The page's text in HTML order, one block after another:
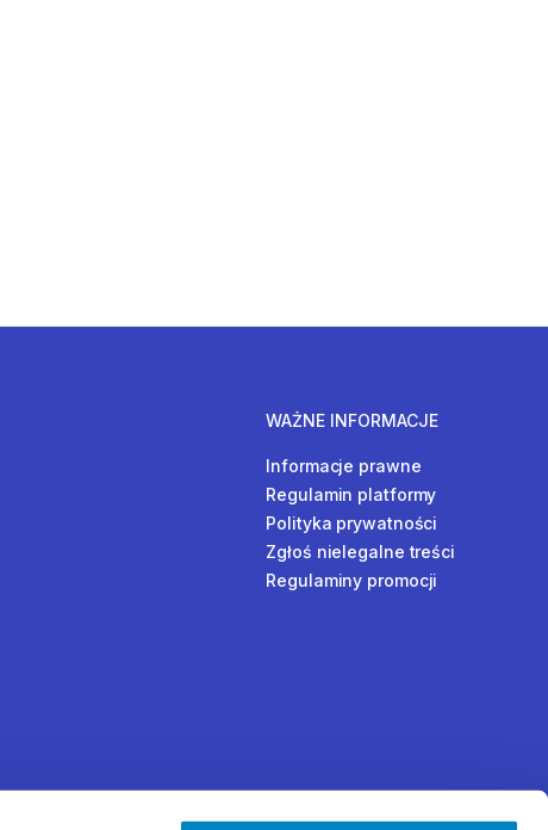
WAŻNE INFORMACJE
Informacje prawne
Regulamin platformy
Polityka prywatności
Zgłoś nielegalne treści
Regulaminy promocji